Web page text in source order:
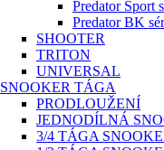
Predator Sport
Predator BK
SHOOTER
TRITON
UNIVERSAL
SNOOKER TÁGA
PRODLOUŽENÍ
JEDNODÍLNÁ
3/4 TÁGA